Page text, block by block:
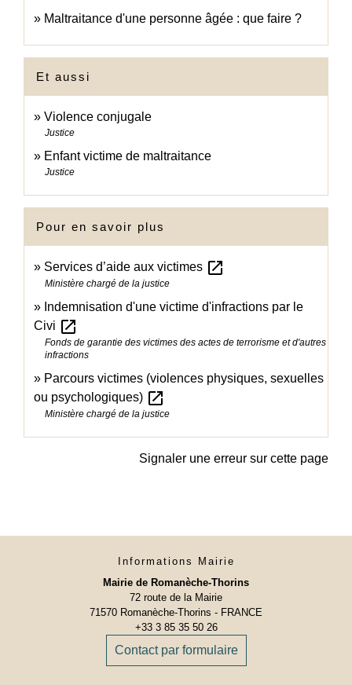
Maltraitance d'une personne âgée : que faire ?
Et aussi
Violence conjugale
Justice
Enfant victime de maltraitance
Justice
Pour en savoir plus
Services d’aide aux victimes open_in_new
Ministère chargé de la justice
Indemnisation d'une victime d'infractions par le
Civi open_in_new
Fonds de garantie des victimes des actes de terrorisme et d'autres
infractions
Parcours victimes (violences physiques, sexuelles
ou psychologiques) open_in_new
Ministère chargé de la justice
Signaler une erreur sur cette page
Informations Mairie
Mairie de Romanèche-Thorins
72 route de la Mairie
71570 Romanèche-Thorins - FRANCE
+33 3 85 35 50 26
Contact par formulaire